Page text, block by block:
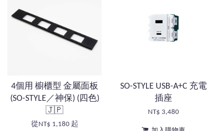
4個用 櫥櫃型 金屬面板
(SO-STYLE／神保) (四色)
🇯🇵
從NT$ 1,180 起
SO-STYLE USB-A+C 充電
插座
NT$ 3,480